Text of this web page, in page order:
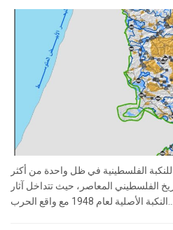
الفلسطينية في ظل واحدة من أكثر
الفلسطيني المعاصر، حيث تتداخل آثار
النكبة الأصلية لعام 1948 مع واقع الحرب...